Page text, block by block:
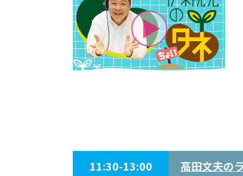
11:30-13:00 高田文夫の